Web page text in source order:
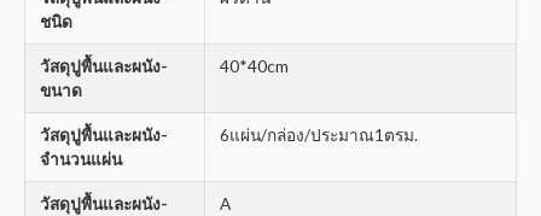
ชนิด
วัสดุปูพื้นและผนัง-
ขนาด
40*40cm
วัสดุปูพื้นและผนัง-
จำนวนแผ่น
6แผ่น/กล่อง/ประมาณ1ตรม.
วัสดุปูพื้นและผนัง-
A